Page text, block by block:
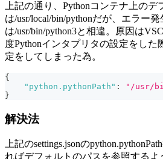
上記の通り、Pythonコンテナ上のデ
は/usr/local/bin/pythonだが、エラー
は/usr/bin/python3と相違。原因は
度Pythonインタプリタの設定をした
定をしてしまった為。
{
"python.pythonPath" :
"/usr/
}
解決法
上記のsettings.jsonの
ればデフォルトのパスを参照する